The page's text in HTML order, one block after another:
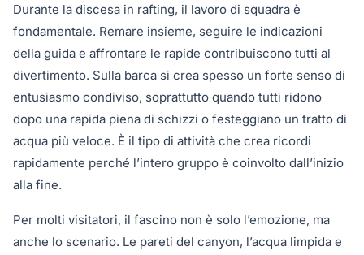
Durante la discesa in rafting, il lavoro di squadra è
fondamentale. Remare insieme, seguire le indicazioni
della guida e affrontare le rapide contribuiscono tutti al
divertimento. Sulla barca si crea spesso un forte senso di
entusiasmo condiviso, soprattutto quando tutti ridono
dopo una rapida piena di schizzi o festeggiano un tratto di
acqua più veloce. È il tipo di attività che crea ricordi
rapidamente perché l’intero gruppo è coinvolto dall’inizio
alla fine.
Per molti visitatori, il fascino non è solo l’emozione, ma
anche lo scenario. Le pareti del canyon, l’acqua limpida e